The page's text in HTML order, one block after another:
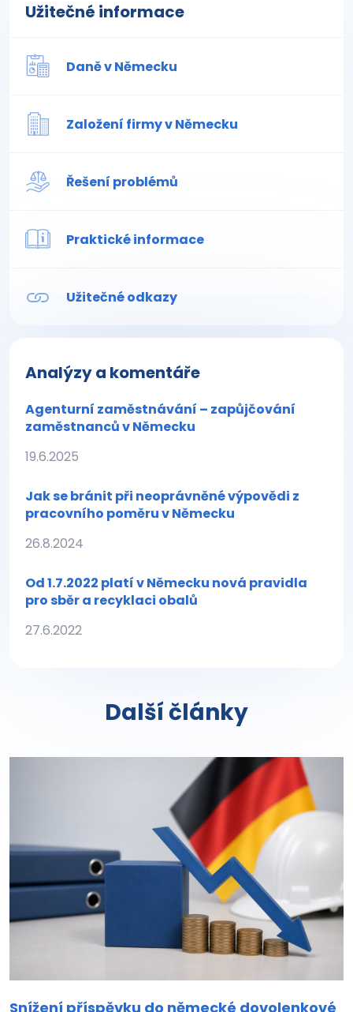
Užitečné informace
Daně v Německu
Založení firmy v Německu
Řešení problémů
Praktické informace
Užitečné odkazy
Analýzy a komentáře
Agenturní zaměstnávání – zapůjčování
zaměstnanců v Německu
19.6.2025
Jak se bránit při neoprávněné výpovědi z
pracovního poměru v Německu
26.8.2024
Od 1.7.2022 platí v Německu nová pravidla
pro sběr a recyklaci obalů
27.6.2022
Další články
Snížení příspěvku do německé dovolenkové